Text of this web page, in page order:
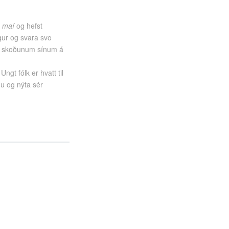
maíog hefst
og svara svo
sínum á
fólk er hvatt til
og nýta sér